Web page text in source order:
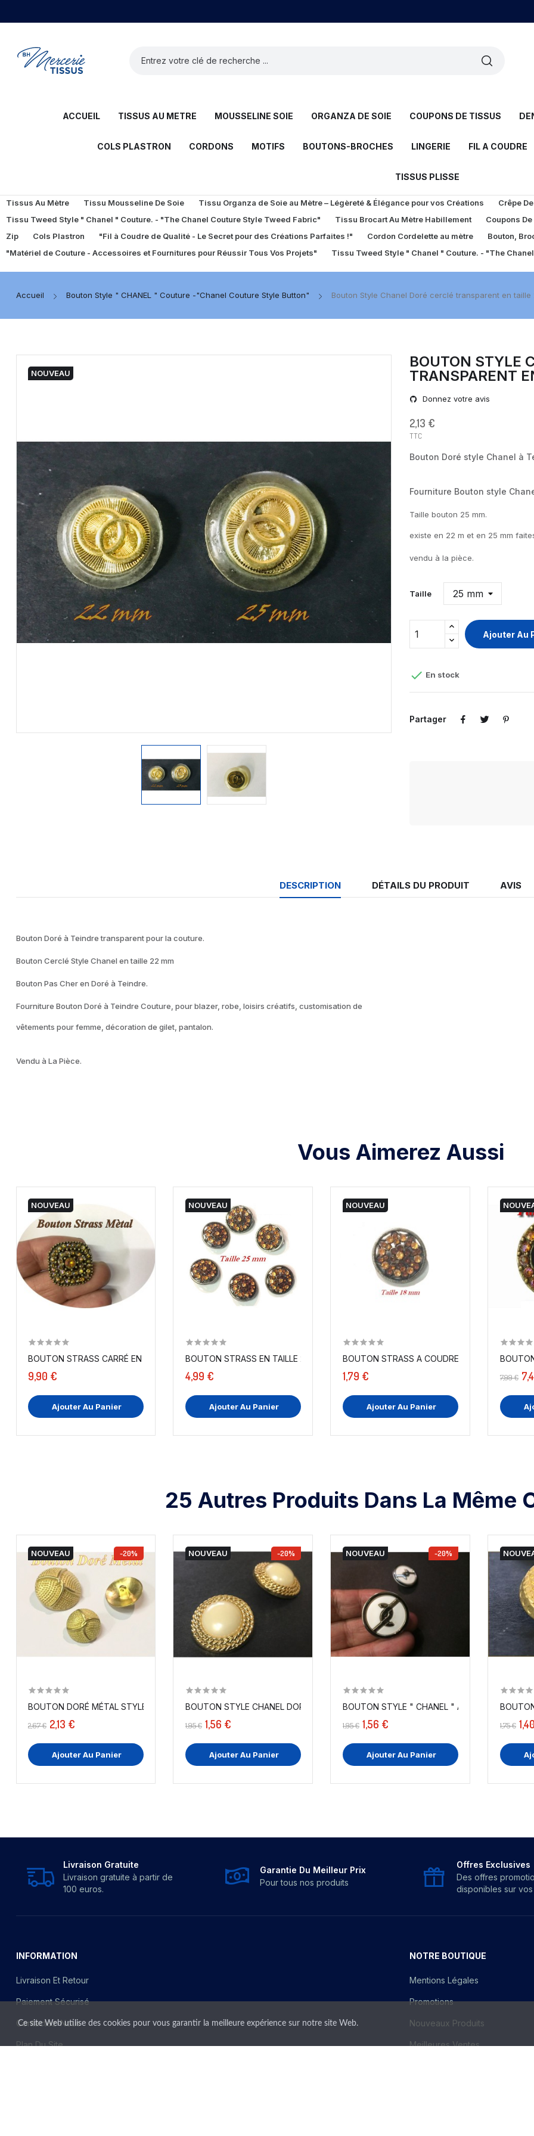
ACCUEIL TISSUS AU METRE MOUSSELINE SOIE ORGANZA DE SOIE COUPONS DE TISSUS
COLS PLASTRON CORDONS MOTIFS BOUTONS-BROCHES LINGERIE FIL A COUDRE
TISSUS PLISSE
Tissus Au Mètre Tissu Mousseline De Soie Tissu Organza de Soie au Mètre – Légèreté & Élégance pour vos Créations Crêpe
Tissu Tweed Style " Chanel " Couture. - "The Chanel Couture Style Tweed Fabric"
Tissu Brocart Au Mètre Habillement Coupons
Zip
Cols Plastron "Fil à Coudre de Qualité - Le Secret pour des Créations Parfaites !" Cordon Cordelette au mètre Bouton,
"Matériel de Couture - Accessoires et Fournitures pour Réussir Tous Vos Projets"
Tissu Tweed Style " Chanel " Couture. - "The
Accueil Bouton Style " CHANEL " Couture -"Chanel Couture Style Button" Bouton Style Chanel Doré cerclé transparent en taille
NOUVEAU
BOUTON STYLE
TRANSPARENT
Donnez votre avis
2,13 €
TTC
Bouton Doré style Chanel à
Fourniture Bouton style
Taille bouton 25 mm.
existe en 22 m et en 25 mm
vendu à la pièce.
Taille
Ajouter Au
 En stock
Partager
DESCRIPTION DÉTAILS DU PRODUIT AVIS
Bouton Doré à Teindre transparent pour la couture.
Bouton Cerclé Style Chanel en taille 22 mm
Bouton Pas Cher en Doré à Teindre.
Fourniture Bouton Doré à Teindre Couture, pour blazer, robe, loisirs créatifs, customisation de
vêtements pour femme, décoration de gilet, pantalon.
Vendu à La Pièce.
Vous Aimerez Aussi
NOUVEAU
BOUTON STRASS CARRÉ EN T.20 MM X 6 PIÈCES
9,90 €
Ajouter Au Panier
NOUVEAU
BOUTON STRASS EN TAILLE 25 MM COUTURE - VENDU...
4,99 €
Ajouter Au Panier
NOUVEAU
BOUTON STRASS A COUDRE EN
1,79 €
Ajouter Au Panier
7,99 €
25 Autres Produits Dans La Même
NOUVEAU -20%
BOUTON DORÉ MÉTAL STYLE CHANEL A COUDRE EN...
2,67 € 2,13 €
Ajouter Au Panier
NOUVEAU -20%
BOUTON STYLE CHANEL DORÉ INTÉRIEUR NACRE EN...
1,95 € 1,56 €
Ajouter Au Panier
NOUVEAU -20%
BOUTON STYLE " CHANEL " ARGENT EN 27
1,95 € 1,56 €
Ajouter Au Panier
1,75 €
Livraison Gratuite
Livraison gratuite à partir de
100 euros.
Garantie Du Meilleur Prix
Pour tous nos produits
Offres Exclusives
Des offres
disponibles sur vos
INFORMATION
Livraison Et Retour
Paiement Sécurisé
Contactez-Nous
Plan Du Site
NOTRE BOUTIQUE
Mentions Légales
Promotions
Nouveaux Produits
Meilleures Ventes
Ce site Web utilise des cookies pour vous garantir la meilleure expérience sur notre site Web.